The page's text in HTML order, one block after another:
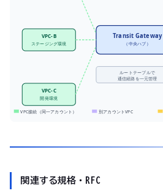
Transit Gateway
（中央ハブ）
VPC-B
ステージング環境
VPC-C
開発環境
ルートテーブルで
通信経路を一元管理
VPC接続（同一アカウント） 別アカウントVPC
関連する規格・RFC